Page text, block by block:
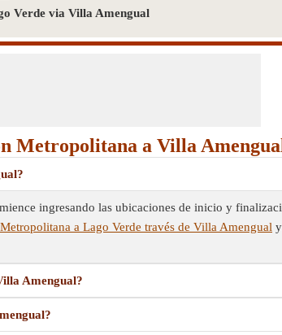
Verde via Villa Amengual
Metropolitana a Villa
ingresando las ubicaciones de inicio y
a Lago Verde través de Villa Amengual
Amengual?